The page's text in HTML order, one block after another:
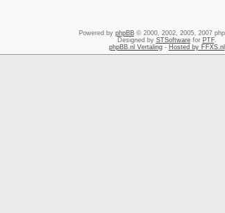
Powered by phpBB© 2000, 2002, 2005, 2007
Designed by STSoftwarefor PTF.
phpBB.nl Vertaling- Hosted by FFXS.nl